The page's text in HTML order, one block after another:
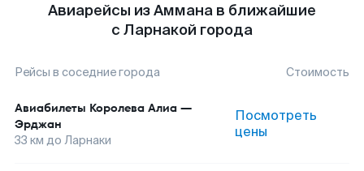
Авиарейсы из Аммана в ближайшие
с Ларнакой города
Рейсы в соседние города Стоимость
Авиабилеты Королева Алиа —
Эрджан
33 км до Ларнаки
Посмотреть
цены